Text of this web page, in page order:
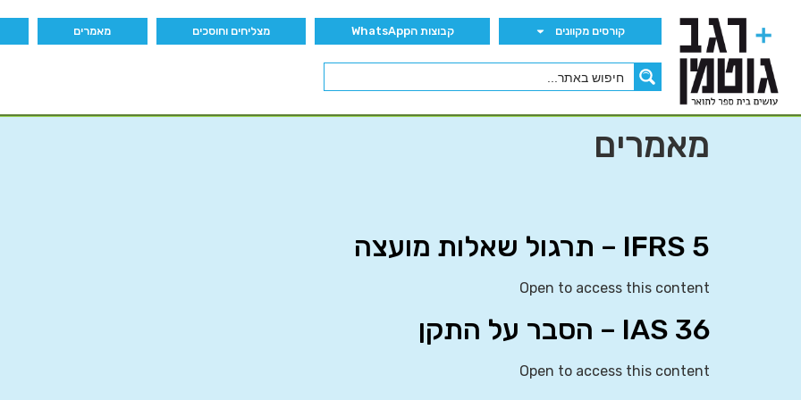
קורסים מקוונים קבוצות הWhatsApp מצליחים וחוסכים מאמרים
מאמרים
IFRS 5 – תרגול שאלות מועצה
Open to access this content
IAS 36 – הסבר על התקן
Open to access this content